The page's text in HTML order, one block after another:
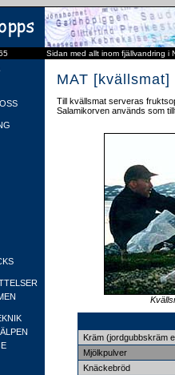
Sidan med allt inom fjällvandring i
MAT [kvällsmat]
Till kvällsmat serveras
Salamikorven används som
Kräm (jordgubbskräm
Mjölkpulver
Knäckebröd